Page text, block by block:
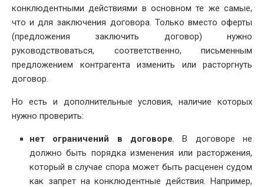
конклюдентными действиями в основном те же самые,
что и для заключения договора. Только вместо оферты
(предложения заключить договор) нужно
руководствоваться, соответственно, письменным
предложением контрагента изменить или расторгнуть
договор.
Но есть и дополнительные условия, наличие которых
нужно проверить:
нет ограничений в договоре. В договоре не
должно быть порядка изменения или расторжения,
который в случае спора может быть расценен судом
как запрет на конклюдентные действия. Например,